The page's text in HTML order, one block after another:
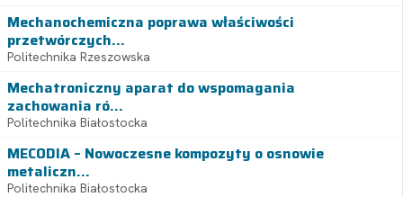
Mechanochemiczna poprawa właściwości
przetwórczych...
Politechnika Rzeszowska
Mechatroniczny aparat do wspomagania
zachowania ró...
Politechnika Białostocka
MECODIA – Nowoczesne kompozyty o osnowie
metaliczn...
Politechnika Białostocka